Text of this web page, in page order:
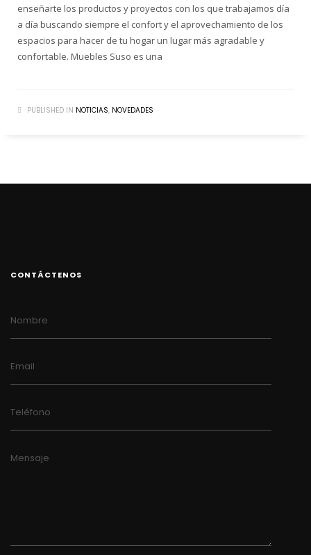
enseñarte los productos y proyectos con los que trabajamos día
a día buscando siempre el confort y el aprovechamiento de los
espacios para hacer de tu hogar un lugar más agradable y
confortable. Muebles Suso es una
PUBLISHED IN NOTICIAS, NOVEDADES
CONTÁCTENOS
Nombre
Email
Teléfono
Mensaje